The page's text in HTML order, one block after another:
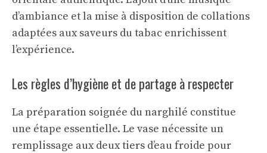
d’ambiance et la mise à disposition de collations
adaptées aux saveurs du tabac enrichissent
l’expérience.
Les règles d’hygiène et de partage à respecter
La préparation soignée du narghilé constitue
une étape essentielle. Le vase nécessite un
remplissage aux deux tiers d’eau froide pour